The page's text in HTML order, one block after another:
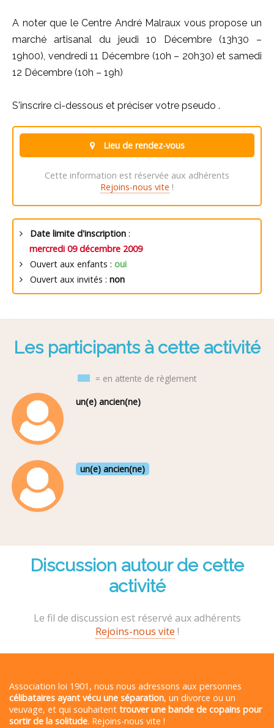
A noter que le Centre André Malraux vous propose un
marché artisanal du jeudi 10 Décembre (13h30 –
19h00), vendredi 11 Décembre (10h – 20h30) et samedi
12 Décembre (10h – 19h)
S'inscrire ci-dessous et préciser votre pseudo .
Lieu de rendez-vous
Cette information est réservée aux adhérents
Rejoins-nous vite !
Date limite d'inscription :
mercredi 09 décembre 2009
Ouvert aux enfants : oui
Ouvert aux invités : non
Les participants à cette activité
= en attente de règlement
un(e) ancien(ne)
un(e) ancien(ne)
Discussion autour de cette
activité
Le fil de discussion est réservé aux adhérents
Rejoins-nous vite !
Association loi 1901, nous nous adressons aux personnes
célibataires ayant vécu une séparation, un divorce ou un
veuvage, et qui souhaitent trouver une bande de copains pour
sortir de la solitude. Rejoins-nous vite !